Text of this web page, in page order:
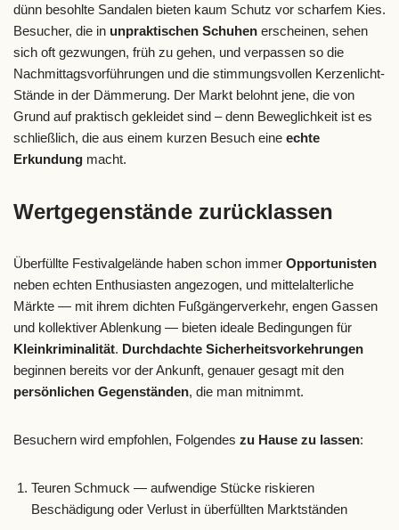
dünn besohlte Sandalen bieten kaum Schutz vor scharfem Kies.
Besucher, die in unpraktischen Schuhen erscheinen, sehen
sich oft gezwungen, früh zu gehen, und verpassen so die
Nachmittagsvorführungen und die stimmungsvollen Kerzenlicht-
Stände in der Dämmerung. Der Markt belohnt jene, die von
Grund auf praktisch gekleidet sind – denn Beweglichkeit ist es
schließlich, die aus einem kurzen Besuch eine echte
Erkundung macht.
Wertgegenstände zurücklassen
Überfüllte Festivalgelände haben schon immer Opportunisten
neben echten Enthusiasten angezogen, und mittelalterliche
Märkte — mit ihrem dichten Fußgängerverkehr, engen Gassen
und kollektiver Ablenkung — bieten ideale Bedingungen für
Kleinkriminalität. Durchdachte Sicherheitsvorkehrungen
beginnen bereits vor der Ankunft, genauer gesagt mit den
persönlichen Gegenständen, die man mitnimmt.
Besuchern wird empfohlen, Folgendes zu Hause zu lassen:
Teuren Schmuck — aufwendige Stücke riskieren
Beschädigung oder Verlust in überfüllten Marktständen